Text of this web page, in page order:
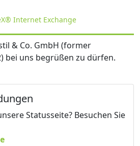
Internet Exchange
& Co. GmbH (former
bei uns begrüßen zu dürfen.
Statusseite? Besuchen Sie